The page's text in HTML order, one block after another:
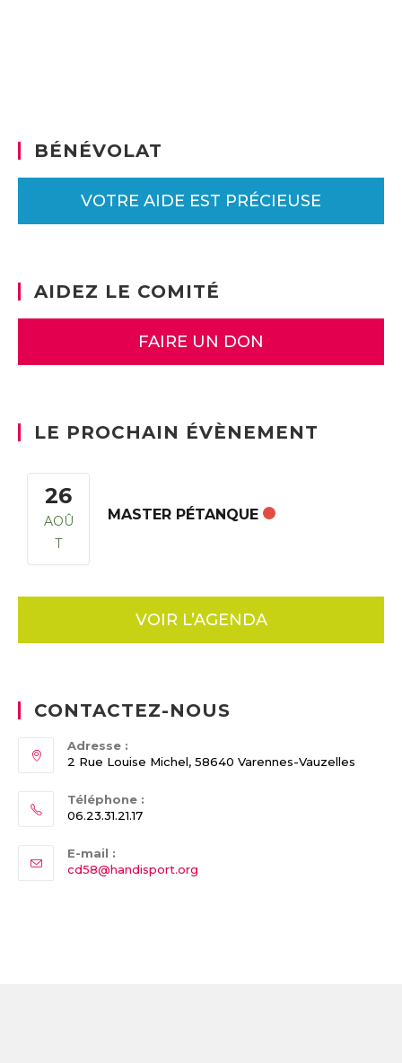
BÉNÉVOLAT
VOTRE AIDE EST PRÉCIEUSE
AIDEZ LE COMITÉ
FAIRE UN DON
LE PROCHAIN ÉVÈNEMENT
26
AOÛ
T
MASTER PÉTANQUE
VOIR L’AGENDA
CONTACTEZ-NOUS
Adresse :
2 Rue Louise Michel, 58640 Varennes-Vauzelles
Téléphone :
06.23.31.21.17
E-mail :
cd58@handisport.org